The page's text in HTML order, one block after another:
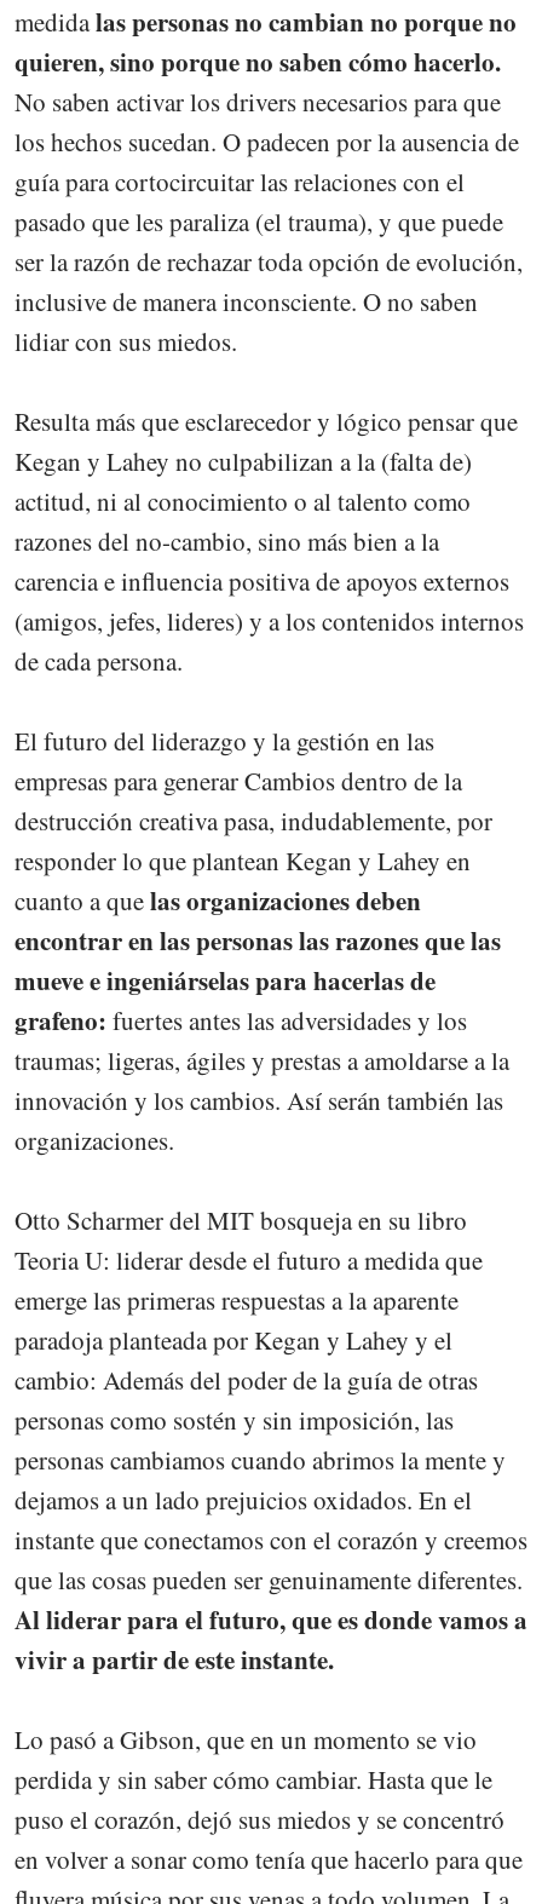
medidalas personas no cambian no porque no
quieren, sino porque no saben cómo hacerlo.
No saben activar los drivers necesarios para que
los hechos sucedan. O padecen por la ausencia de
guía para cortocircuitar las relaciones con el
pasado que les paraliza (el trauma), y que puede
ser la razón de rechazar toda opción de evolución,
inclusive de manera inconsciente. O no saben
lidiar con sus miedos.
Resulta más que esclarecedor y lógico pensar que
Kegan y Lahey no culpabilizan a la (falta de)
actitud, ni al conocimiento o al talento como
razones del no-cambio, sino más bien a la
carencia e influencia positiva de apoyos externos
(amigos, jefes, lideres) y a los contenidos internos
de cada persona.
El futuro del liderazgo y la gestión en las
empresas para generar Cambios dentro de la
destrucción creativa pasa, indudablemente, por
responder lo que plantean Kegan y Lahey en
cuanto a quelas organizaciones deben
encontrar en las personas las razones que las
mueve e ingeniárselas para hacerlas de
grafeno: fuertes antes las adversidades y los
traumas; ligeras, ágiles y prestas a amoldarse a la
innovación y los cambios. Así serán también las
organizaciones.
Otto Scharmer del MIT bosqueja en su libro
Teoria U: liderar desde el futuro a medida que
emerge las primeras respuestas a la aparente
paradoja planteada por Kegan y Lahey y el
cambio: Además del poder de la guía de otras
personas como sostén y sin imposición, las
personas cambiamos cuando abrimos la mente y
dejamos a un lado prejuicios oxidados. En el
instante que conectamos con el corazón y creemos
que las cosas pueden ser genuinamente diferentes.
Al liderar para el futuro, que es donde vamos a
vivir a partir de este instante.
Lo pasó a Gibson, que en un momento se vio
perdida y sin saber cómo cambiar. Hasta que le
puso el corazón, dejó sus miedos y se concentró
en volver a sonar como tenía que hacerlo para que